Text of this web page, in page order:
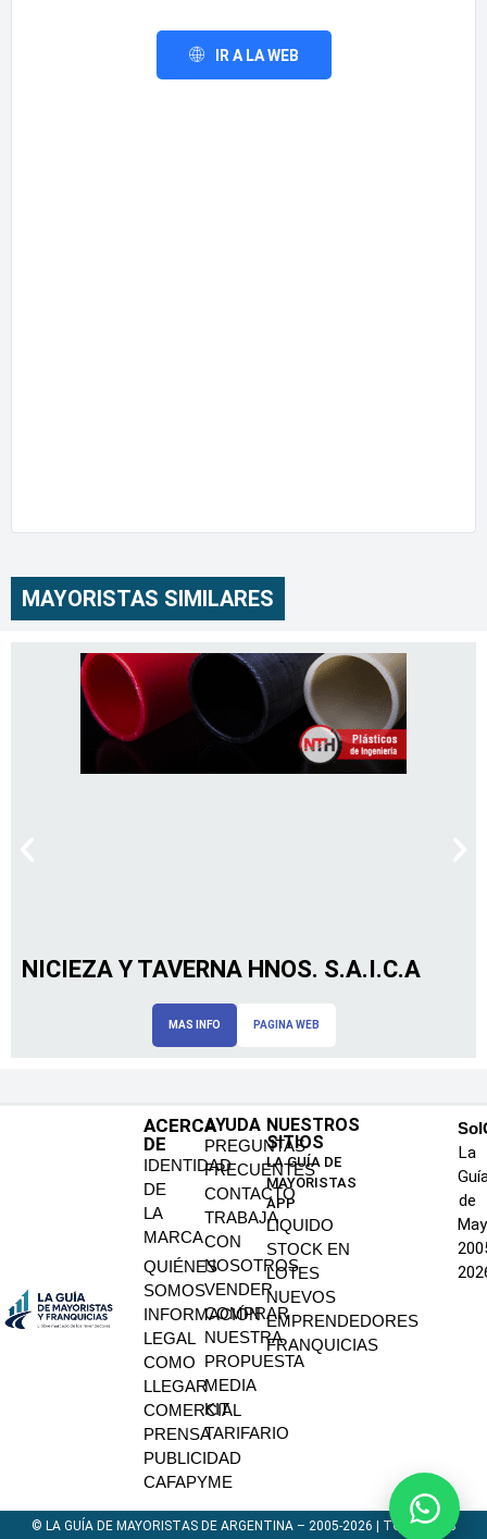
IR A LA WEB
MAYORISTAS SIMILARES
NICIEZA Y TAVERNA HNOS. S.A.I.C.A
MAS INFO PAGINA WEB
ACERCA
DE
IDENTIDAD
DE
LA
MARCA
QUIÉNES
SOMOS
INFORMACIÓN
LEGAL
COMO
LLEGAR
COMERCIAL
PRENSA
PUBLICIDAD
CAFAPYME
AYUDA
PREGUNTAS
FRECUENTES
CONTACTO
TRABAJA
CON
NOSOTROS
VENDER
COMPRAR
NUESTRA
PROPUESTA
MEDIA
KIT
TARIFARIO
NUESTROS
SITIOS
LA GUÍA DE
MAYORISTAS
APP
LIQUIDO
STOCK EN
LOTES
NUEVOS
EMPRENDEDORES
FRANQUICIAS
La
de
© LA GUÍA DE MAYORISTAS DE ARGENTINA – 2005-2026 | TODOS LOS